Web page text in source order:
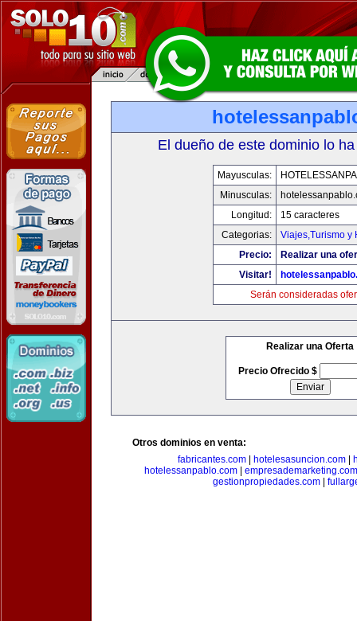
El dueño de este dominio lo
Mayusculas:
Minusculas:
Longitud:
15 caracteres
Categorias:
Viajes,Turismo y
Precio:
Realizar una
Visitar!
Serán consideradas
Realizar una Oferta
Precio Ofrecido $
Otros dominios en venta:
fabricantes.com
hotelesasuncion.com
hotelessanpablo.com| empresademarketing.com
gestionpropiedades.com